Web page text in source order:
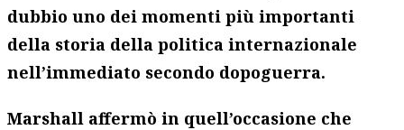
dubbio uno dei momenti più importanti
della storia della politica internazionale
nell’immediato secondo dopoguerra.
Marshall affermò in quell’occasione che